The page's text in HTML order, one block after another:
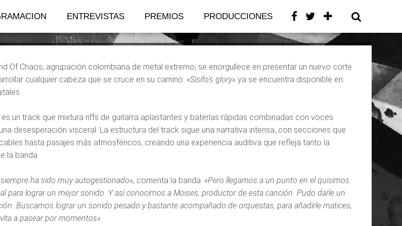
ENTREVISTAS PREMIOS PRODUCCIONES CONTACTO
Of Chaos, agrupación colombiana de metal extremo, se enorgullece en presentar un nuevo corte
cualquier cabeza que se cruce en su camino. «Sisifo’s glory»ya se encuentra disponible en
un track que mixtura riffs de guitarra aplastantes y baterías rápidas combinadas con voces
desesperación visceral. La estructura del track sigue una narrativa intensa, con secciones que
hasta pasajes más atmosféricos, creando una experiencia auditiva que refleja tanto la
la banda.
ha sido muy autogestionado», comenta la banda. «Pero llegamos a un punto en el quisimos
para lograr un mejor sonido. Y así conocimos a Moises, productor de esta canción. Pudo darle un
Buscamos lograr un sonido pesado y bastante acompañado de orquestas, para añadirle matices,
a pasear por momentos».